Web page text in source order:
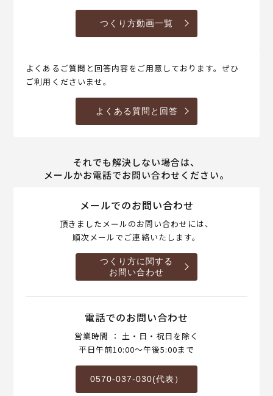
つくり方動画一覧
よくあるご質問と回答内容をご用意しております。ぜひ
ご利用くださいませ。
よくある質問と回答
それでも解決しない場合は、
メールかお電話でお問い合わせください。
メールでのお問い合わせ
頂きましたメールのお問い合わせには、
順次メールでご連絡いたします。
つくり方に関する
お問い合わせ
電話でのお問い合わせ
営業時間 ： 土・日・祝日を除く
平日午前10:00～午後5:00まで
0570-037-030(代表）